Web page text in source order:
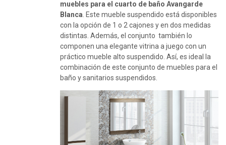
muebles para el cuarto de baño Avangarde
Blanca . Este mueble suspendido está disponibles
con la opción de 1 o 2 cajones y en dos medidas
distintas. Además, el conjunto también lo
componen una elegante vitrina a juego con un
práctico mueble alto suspendido. Así, es ideal la
combinación de este conjunto de muebles para el
baño y sanitarios suspendidos.